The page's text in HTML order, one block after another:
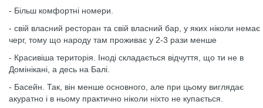
- Більш комфортні номери.
- свій власний ресторан та свій власний бар, у яких ніколи немає
черг, тому що народу там проживає у 2-3 рази менше
- Красивіша територія. Іноді складається відчуття, що ти не в
Домінікані, а десь на Балі.
- Басейн. Так, він менше основного, але при цьому виглядає
акуратно і в ньому практично ніколи ніхто не купається.